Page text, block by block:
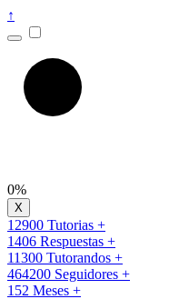
↑
0%
12900 Tutorias +
1406 Respuestas +
11300 Tutorandos +
464200 Seguidores +
152 Meses +